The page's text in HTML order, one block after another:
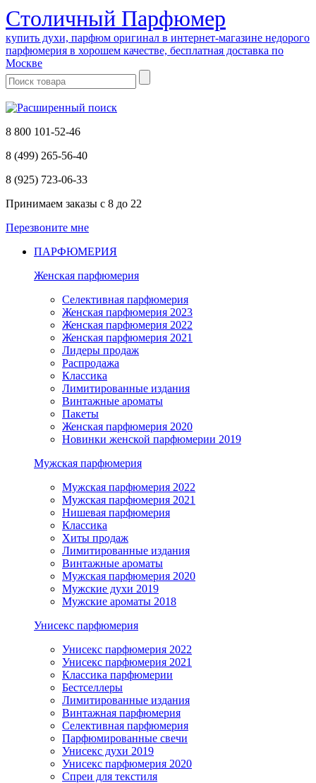
Cтоличный Парфюмер
купить духи, парфюм оригинал в интернет-магазине недорого
парфюмерия в хорошем качестве, бесплатная доставка по
Москве
8 800 101-52-46
8 (499) 265-56-40
8 (925) 723-06-33
Принимаем заказы с 8 до 22
Перезвоните мне
ПАРФЮМЕРИЯ
Женская парфюмерия
Селективная парфюмерия
Женская парфюмерия 2023
Женская парфюмерия 2022
Женская парфюмерия 2021
Лидеры продаж
Распродажа
Классика
Лимитированные издания
Винтажные ароматы
Пакеты
Женская парфюмерия 2020
Новинки женской парфюмерии 2019
Мужская парфюмерия
Мужская парфюмерия 2022
Мужская парфюмерия 2021
Нишевая парфюмерия
Классика
Хиты продаж
Лимитированные издания
Винтажные ароматы
Мужская парфюмерия 2020
Мужские духи 2019
Мужские ароматы 2018
Унисекс парфюмерия
Унисекс парфюмерия 2022
Унисекс парфюмерия 2021
Классика парфюмерии
Бестселлеры
Лимитированные издания
Винтажная парфюмерия
Селективная парфюмерия
Парфюмированные свечи
Унисекс духи 2019
Унисекс парфюмерия 2020
Спреи для текстиля